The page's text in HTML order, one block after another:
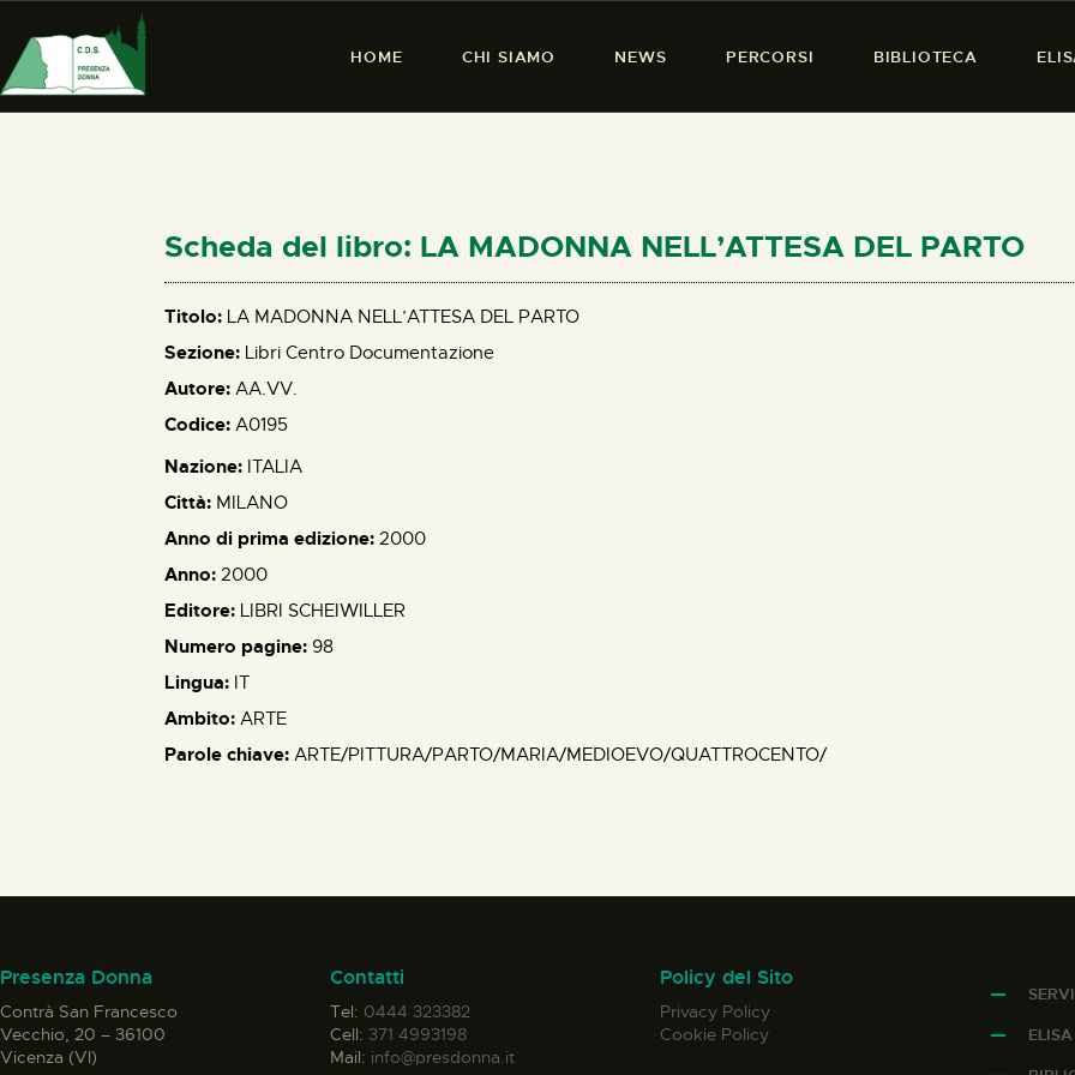
HOME CHI SIAMO NEWS PERCORSI BIBLIOTECA
PRESENZA DONNA
PERCORSI
BIBLIOTECA
Scheda del libro: LA MADONNA NELL’ATTESA DEL PARTO
Titolo: LA MADONNA NELL’ATTESA DEL PARTO
Sezione: Libri Centro Documentazione
Autore: AA.VV.
Codice: A0195
Nazione: ITALIA
Città: MILANO
Anno di prima edizione: 2000
Anno: 2000
Editore: LIBRI SCHEIWILLER
Numero pagine: 98
Lingua: IT
Ambito: ARTE
Parole chiave: ARTE/PITTURA/PARTO/MARIA/MEDIOEVO/QUATTROCENTO/
Presenza Donna
Contrà San Francesco
Vecchio, 20 – 36100
Vicenza (VI)
Contatti
Tel: 0444 323382
Cell: 371 4993198
Mail: info@presdonna.it
Policy del Sito
Privacy Policy
Cookie Policy